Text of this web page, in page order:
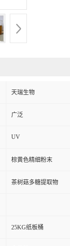
天瑞生物
广泛
UV
棕黄色精细粉末
茶树菇多糖提取物
25KG纸板桶